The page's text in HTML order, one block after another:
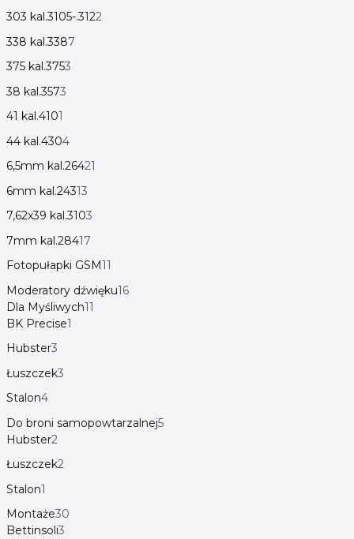
303 kal.3105-.3122
338 kal.3387
375 kal.3753
38 kal.3573
41 kal.4101
44 kal.4304
6,5mm kal.26421
6mm kal.24313
7,62x39 kal.3103
7mm kal.28417
Fotopułapki GSM11
Moderatory dźwięku16
Dla Myśliwych11
BK Precise1
Hubster3
Łuszczek3
Stalon4
Do broni samopowtarzalnej5
Hubster2
Łuszczek2
Stalon1
Montaże30
Bettinsoli3